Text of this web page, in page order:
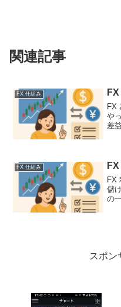
関連記事
FX 仕組み
FX
や
差
い
FX 仕組み
FX
儲
の
スポン